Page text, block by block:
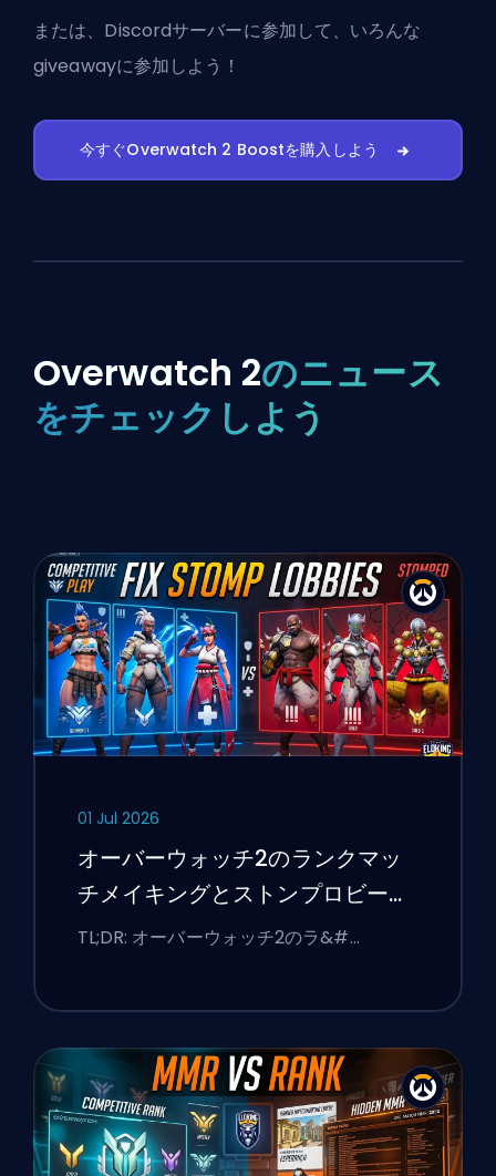
または、 Discordサーバーに参加して、いろんな
giveawayに参加しよう！
今すぐOverwatch 2 Boostを購入しよう
Overwatch 2のニュース
をチェックしよう
01 Jul 2026
オーバーウォッチ2のランクマッ
チメイキングとストンプロビーを
修正する方法
TL;DR: オーバーウォッチ2のラ&#…